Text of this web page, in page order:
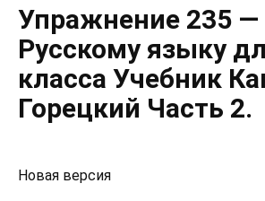
Упражнение 235 —
Русскому языку
класса Учебник
Горецкий Часть 2.
Новая версия